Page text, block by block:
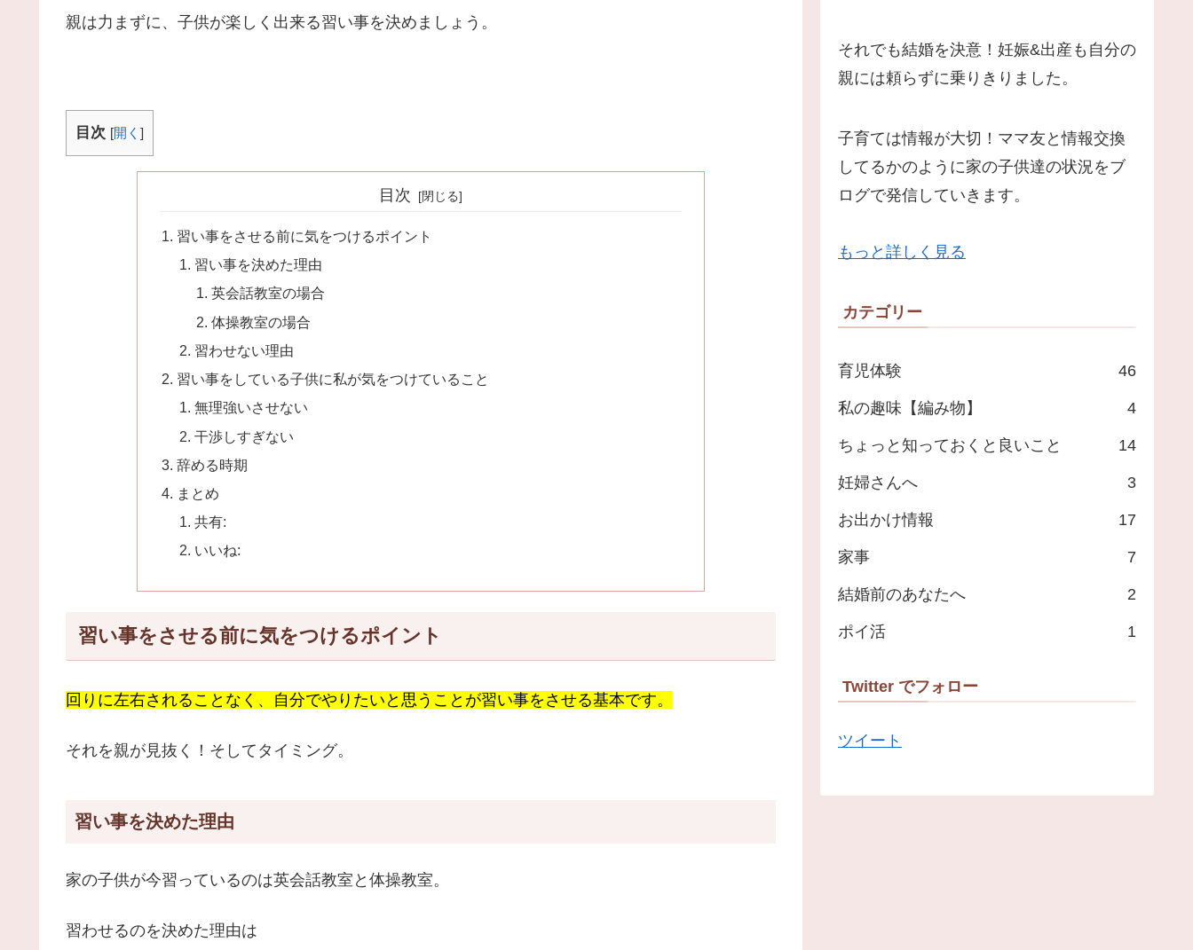
親は力まずに、子供が楽しく出来る習い事を決めましょう。
目次 [開く ]
目次
習い事をさせる前に気をつけるポイント
習い事を決めた理由
英会話教室の場合
体操教室の場合
習わせない理由
習い事をしている子供に私が気をつけていること
無理強いさせない
干渉しすぎない
辞める時期
まとめ
共有:
いいね:
習い事をさせる前に気をつけるポイント
回りに左右されることなく、自分でやりたいと思うことが習い事をさせる基本です。
それを親が見抜く！そしてタイミング。
習い事を決めた理由
家の子供が今習っているのは英会話教室と体操教室。
習わせるのを決めた理由は
それでも結婚を決意！妊娠&出産も自分の
親には頼らずに乗りきりました。
子育ては情報が大切！ママ友と情報交換
してるかのように家の子供達の状況をブ
ログで発信していきます。
もっと詳しく見る
カテゴリー
育児体験 46
私の趣味【編み物】 4
ちょっと知っておくと良いこと 14
妊婦さんへ 3
お出かけ情報 17
家事 7
結婚前のあなたへ 2
ポイ活 1
Twitter でフォロー
ツイート